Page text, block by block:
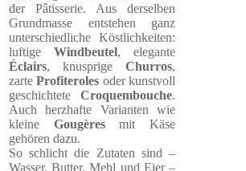
der Pâtisserie. Aus derselben
Grundmasse entstehen ganz
unterschiedliche Köstlichkeiten:
luftige Windbeutel, elegante
Éclairs, knusprige Churros,
zarteProfiteroles oder kunstvoll
geschichtete Croquembouche.
Auch herzhafte Varianten wie
kleine Gougèresmit Käse
gehören dazu.
So schlicht die Zutaten sind –
Wasser, Butter, Mehl und Eier –